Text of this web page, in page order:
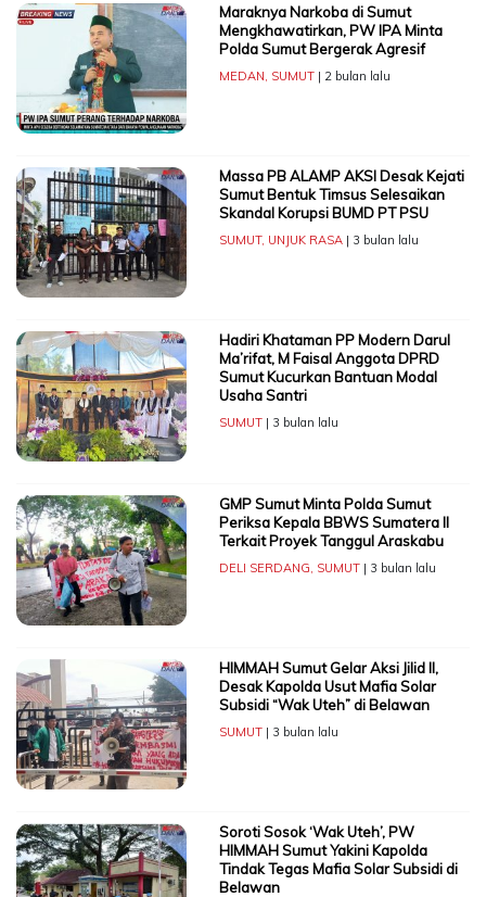
Maraknya Narkoba di Sumut
Mengkhawatirkan, PW IPA Minta
Polda Sumut Bergerak Agresif
MEDAN SUMUT| 2 bulan lalu
Massa PB ALAMP AKSI Desak Kejati
Sumut Bentuk Timsus Selesaikan
Skandal Korupsi BUMD PT PSU
SUMUT, UNJUK RASA| 3 bulan lalu
Hadiri Khataman PP Modern Darul
Ma’rifat, M Faisal Anggota DPRD
Sumut Kucurkan Bantuan Modal
Usaha Santri
SUMUT| 3 bulan lalu
GMP Sumut Minta Polda Sumut
Periksa Kepala BBWS Sumatera II
Terkait Proyek Tanggul Araskabu
DELI SERDANG SUMUT| 3 bulan lalu
HIMMAH Sumut Gelar Aksi Jilid II,
Desak Kapolda Usut Mafia Solar
Subsidi “Wak Uteh” di Belawan
SUMUT| 3 bulan lalu
Soroti Sosok ‘Wak Uteh’, PW
HIMMAH Sumut Yakini Kapolda
Tindak Tegas Mafia Solar Subsidi di
Belawan